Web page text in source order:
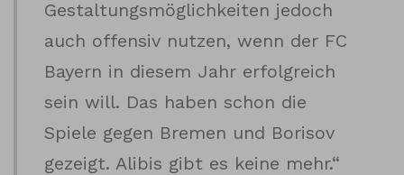
Gestaltungsmöglichkeiten jedoch
auch offensiv nutzen, wenn der FC
Bayern in diesem Jahr erfolgreich
sein will. Das haben schon die
Spiele gegen Bremen und Borisov
gezeigt. Alibis gibt es keine mehr.“